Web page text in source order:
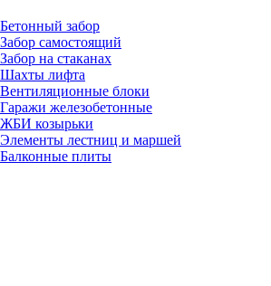
Бетонный забор
Забор самостоящий
Забор на стаканах
Шахты лифта
Вентиляционные блоки
Гаражи железобетонные
ЖБИ козырьки
Элементы лестниц и маршей
Балконные плиты